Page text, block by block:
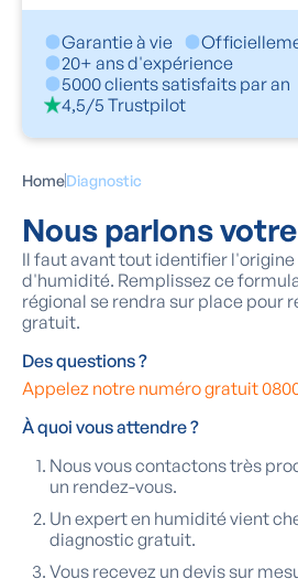
Garantie à vie
20+ ans d'expérience
5000 clients satisfaits par an
4,5/5 Trustpilot
HomeDiagnostic
Nous parlons
Il faut avant tout identifier
d'humidité. Remplissez ce
régional se rendra sur place pour
gratuit.
Des questions ?
Appelez notre numéro gratuit
À quoi vous attendre ?
Nous vous contactons très
un rendez-vous.
Un expert en humidité vient
diagnostic gratuit.
Vous recevez un devis sur